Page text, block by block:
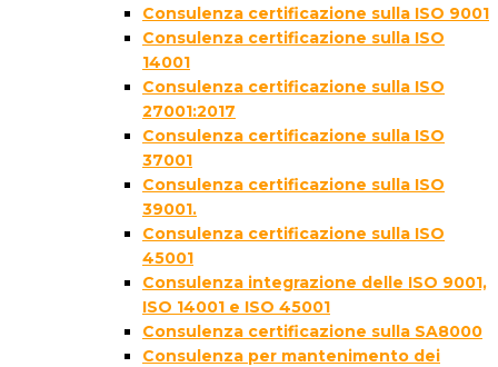
Consulenza certificazione sulla ISO 9001
Consulenza certificazione sulla ISO
14001
Consulenza certificazione sulla ISO
27001:2017
Consulenza certificazione sulla ISO
37001
Consulenza certificazione sulla ISO
39001.
Consulenza certificazione sulla ISO
45001
Consulenza integrazione delle ISO 9001,
ISO 14001 e ISO 45001
Consulenza certificazione sulla SA8000
Consulenza per mantenimento dei